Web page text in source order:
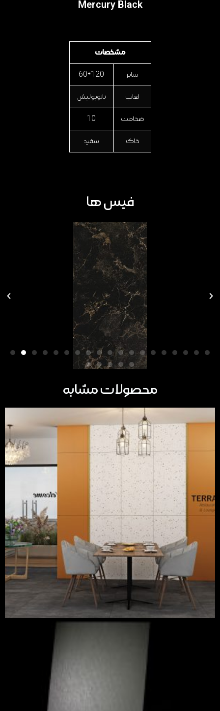
Mercury Black
مشخصات
سایز 120*60
لعاب نانوپولیش
ضخامت 10
خاک سفید
فیس ها
محصولات مشابه